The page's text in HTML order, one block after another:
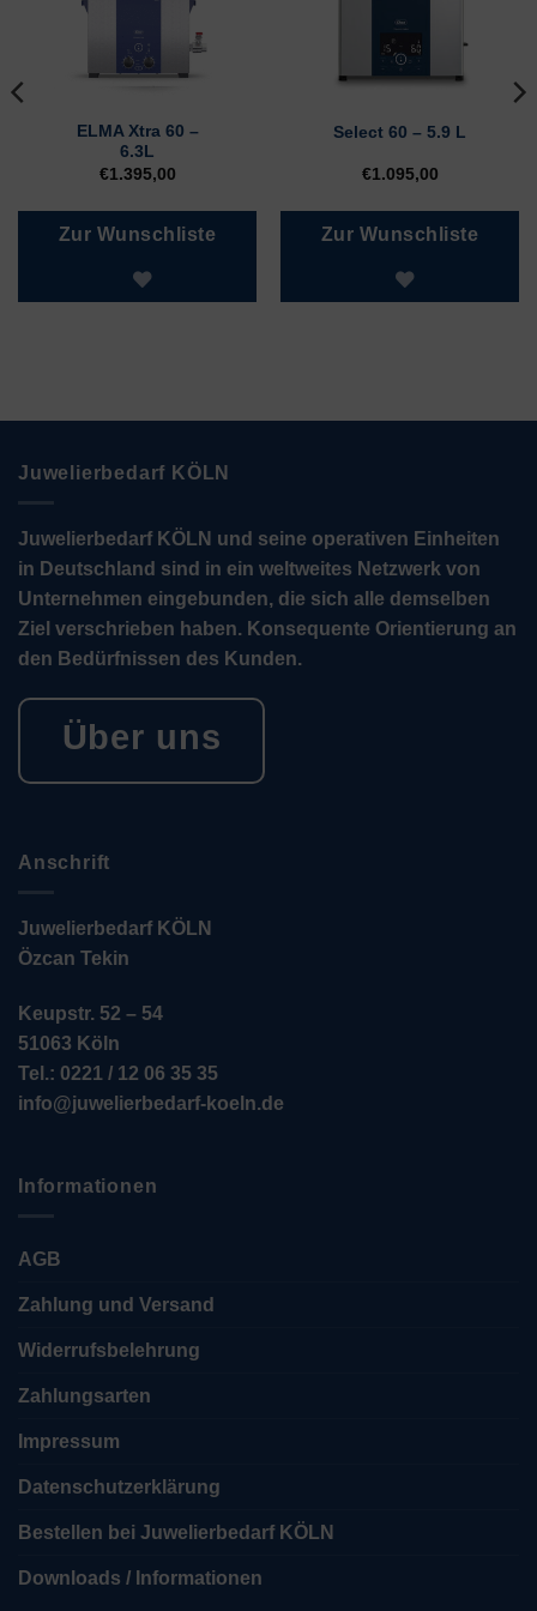
ELMA Xtra 60 –
6.3L
€1.395,00
Zur Wunschliste
Select 60 – 5.9 L
€1.095,00
Zur Wunschliste
Juwelierbedarf KÖLN
Juwelierbedarf KÖLN und seine operativen Einheiten
in Deutschland sind in ein weltweites Netzwerk von
Unternehmen eingebunden, die sich alle demselben
Ziel verschrieben haben. Konsequente Orientierung an
den Bedürfnissen des Kunden.
Über uns
Anschrift
Juwelierbedarf KÖLN
Özcan Tekin
Keupstr. 52 – 54
51063 Köln
Tel.: 0221 / 12 06 35 35
info@juwelierbedarf-koeln.de
Informationen
AGB
Zahlung und Versand
Widerrufsbelehrung
Zahlungsarten
Impressum
Datenschutzerklärung
Bestellen bei Juwelierbedarf KÖLN
Downloads / Informationen